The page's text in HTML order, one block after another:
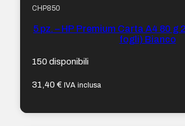
CHP850
5 pz. – HP Premium Carta A4 80 g
fogli) Bianco
150 disponibili
31,40€ IVA inclusa